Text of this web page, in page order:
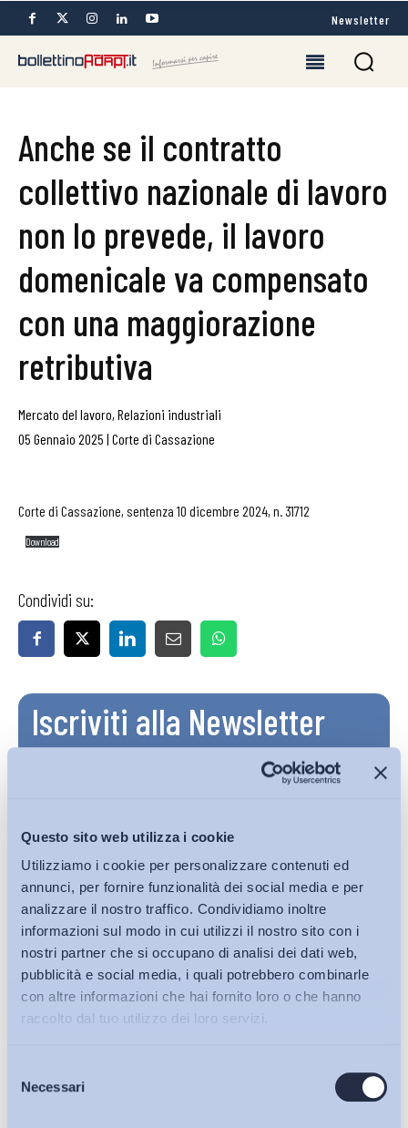
Questo sito web utilizza i cookie
Utilizziamo i cookie per personalizzare contenuti ed
annunci, per fornire funzionalità dei social media e per
analizzare il nostro traffico. Condividiamo inoltre
informazioni sul modo in cui utilizzi il nostro sito con i
nostri partner che si occupano di analisi dei dati web,
pubblicità e social media, i quali potrebbero combinarle
con altre informazioni che hai fornito loro o che hanno
raccolto dal tuo utilizzo dei loro servizi.
delNecessariBollettini ADAPT
Newsletter
Anche se il contratto
collettivo nazionale di lavoro
non lo prevede, il lavoro
domenicale va compensato
con una maggiorazione
retributiva
Mercato del lavoro, Relazioni industriali
05 Gennaio 2025 | Corte di Cassazione
Corte di Cassazione, sentenza 10 dicembre 2024, n. 31712
Download
Condividi su:
Iscriviti alla Newsletter